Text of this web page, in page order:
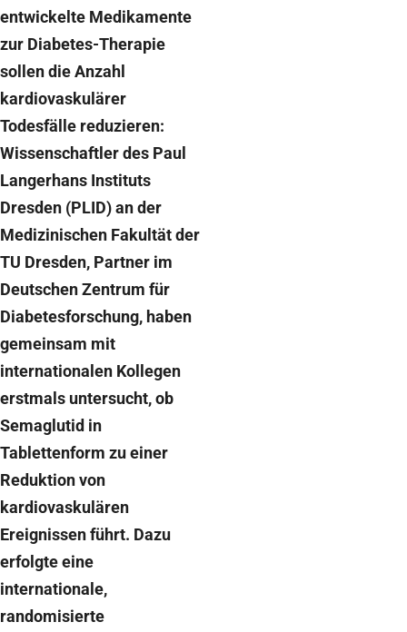
entwickelte Medikamente
zur Diabetes-Therapie
sollen die Anzahl
kardiovaskulärer
Todesfälle reduzieren:
Wissenschaftler des Paul
Langerhans Instituts
Dresden (PLID) an der
Medizinischen Fakultät der
TU Dresden, Partner im
Deutschen Zentrum für
Diabetesforschung, haben
gemeinsam mit
internationalen Kollegen
erstmals untersucht, ob
Semaglutid in
Tablettenform zu einer
Reduktion von
kardiovaskulären
Ereignissen führt. Dazu
erfolgte eine
internationale,
randomisierte